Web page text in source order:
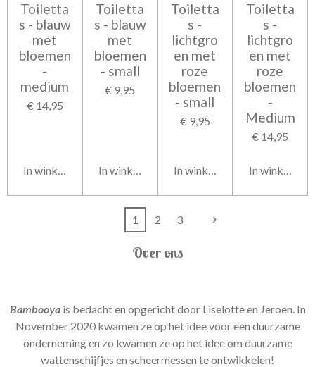
Toiletta
s - blauw
met
bloemen
-
medium
€ 14,95
In winkelwagen
Toiletta
s - blauw
met
bloemen
- small
€ 9,95
In winkelwagen
Toiletta
s -
lichtgro
en met
roze
bloemen
- small
€ 9,95
In winkelwagen
Toiletta
s -
lichtgro
en met
roze
bloemen
-
Medium
€ 14,95
In
1 2 3
Over ons
Bambooyais bedacht en opgericht door Liselotte en Jeroen. In
November 2020 kwamen ze op het idee voor een duurzame
onderneming en zo kwamen ze op het idee om duurzame
wattenschijfjes en scheermessen te ontwikkelen!